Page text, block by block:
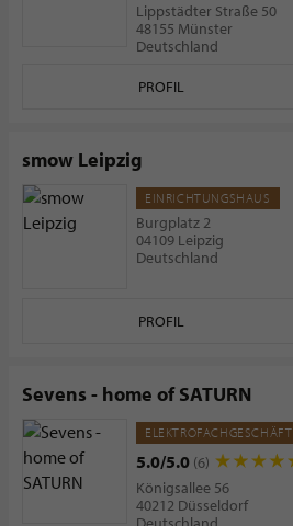
Lippstädter Straße 50
48155 Münster
Deutschland
PROFIL
smow Leipzig
EINRICHTUNGSHAUS
Burgplatz 2
04109 Leipzig
Deutschland
PROFIL
Sevens - home of SATURN
ELEKTROFACHGESCHÄFT
5.0/5.0 (6)
Königsallee 56
40212 Düsseldorf